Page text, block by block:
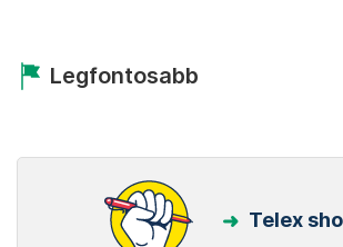
Legfontosabb
Telex